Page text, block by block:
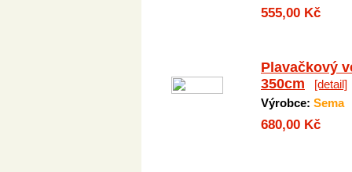
555,00 Kč
Plavačkový
350cm
[detail]
Výrobce: Sema
680,00 Kč